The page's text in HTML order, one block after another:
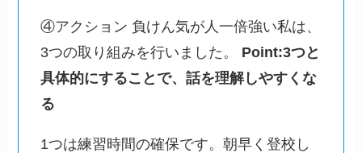
④アクション 負けん気が人一倍強い私は、
3つの取り組みを行いました。 Point:3つと
具体的にすることで、話を理解しやすくな
る
1つは練習時間の確保です。朝早く登校し